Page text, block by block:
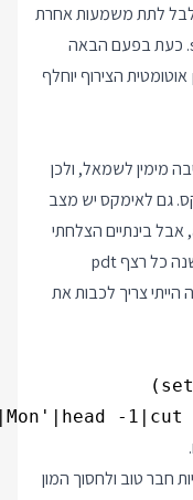
לתת משמעות אחרת
ויעביר אותו כמו שהוא ל system. כעת בפעם הבאה
שאפתח קובץ ב vim ואשתמש בצירוף pdt אוטומטית הצירוף יוחלף
מימין לשמאל, ולכן
גם לאימקס יש מצב
החלפה אוטומטית שנקרא abbrev-mode, אבל בינתיים הצלחתי
להפעיל אותו רק באופן גלובלי כך שהוא משנה כל רצף pdt
צריך לכבות את
חבר טוב ולחסוך המון